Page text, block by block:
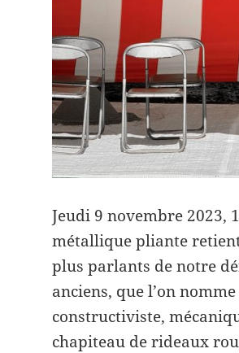
Jeudi 9 novembre 2023,
métallique pliante
plus parlants de notre
anciens, que l’on
constructiviste,
chapiteau de rideaux